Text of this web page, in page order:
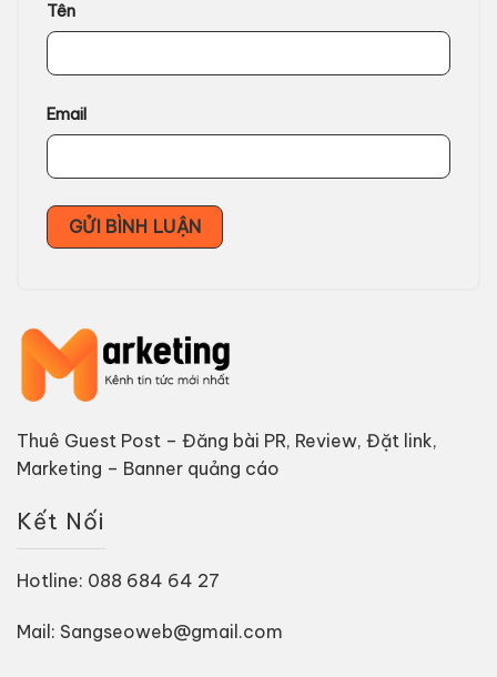
Tên
Email
Thuê Guest Post – Đăng bài PR, Review, Đặt link,
Marketing – Banner quảng cáo
Kết Nối
Hotline: 088 684 64 27
Mail: Sangseoweb@gmail.com